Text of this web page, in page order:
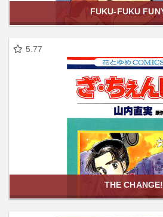
FUKU-FUKU
5.77
THE CHANGE!